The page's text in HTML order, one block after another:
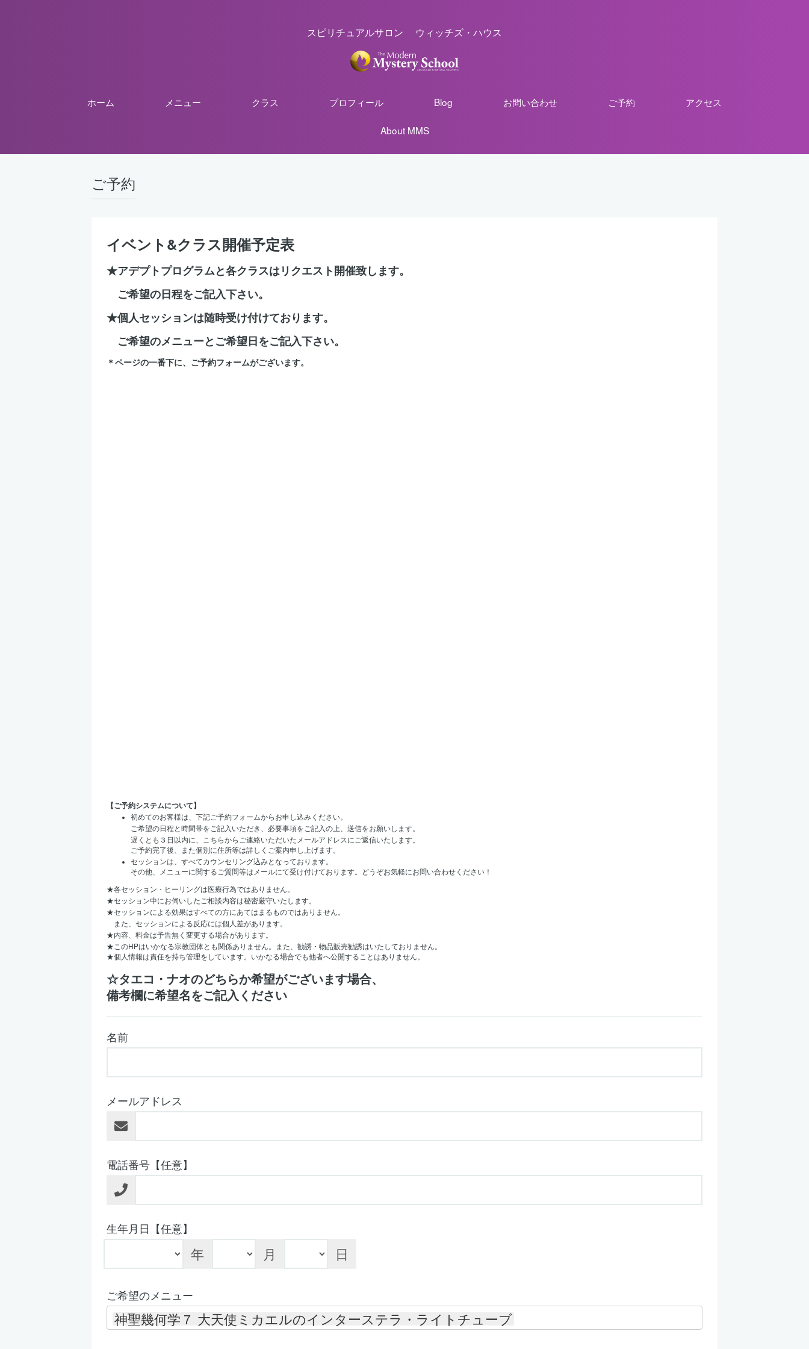
スピリチュアルサロン ウィッチズ・ハウス
ホーム メニュー クラス プロフィール Blog お問い合わせ ご予約 アクセス
About MMS
ご予約
イベント&クラス開催予定表
★アデプトプログラムと各クラスはリクエスト開催致します。
ご希望の日程をご記入下さい。
★個人セッションは随時受け付けております。
ご希望のメニューとご希望日をご記入下さい。
＊ページの一番下に、ご予約フォームがございます。
【ご予約システムについて】
初めてのお客様は、下記ご予約フォームからお申し込みください。
ご希望の日程と時間帯をご記入いただき、必要事項をご記入の上、送信をお願いします。
遅くとも３日以内に、こちらからご連絡いただいたメールアドレスにご返信いたします。
ご予約完了後、また個別に住所等は詳しくご案内申し上げます。
セッションは、すべてカウンセリング込みとなっております。
その他、メニューに関するご質問等はメールにて受け付けております。どうぞお気軽にお問い合わせください！
★各セッション・ヒーリングは医療行為ではありません。
★セッション中にお伺いしたご相談内容は秘密厳守いたします。
★セッションによる効果はすべての方にあてはまるものではありません。
また、セッションによる反応には個人差があります。
★内容、料金は予告無く変更する場合があります。
★このHPはいかなる宗教団体とも関係ありません。また、勧誘・物品販売勧誘はいたしておりません。
★個人情報は責任を持ち管理をしています。いかなる場合でも他者へ公開することはありません。
☆タエコ・ナオのどちらか希望がございます場合、
備考欄に希望名をご記入ください
名前
メールアドレス
電話番号【任意】
生年月日【任意】
年 月 日
ご希望のメニュー
神聖幾何学７ 大天使ミカエルのインターステラ・ライトチューブ